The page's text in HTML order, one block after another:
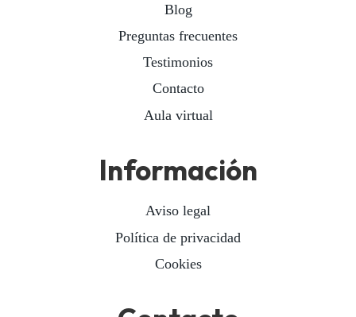
Blog
Preguntas frecuentes
Testimonios
Contacto
Aula virtual
Información
Aviso legal
Política de privacidad
Cookies